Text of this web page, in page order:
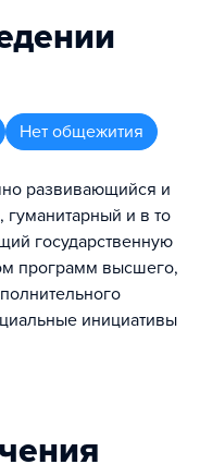
Нет общежития
развивающийся и
и в то
государственную
программ высшего,
инициативы